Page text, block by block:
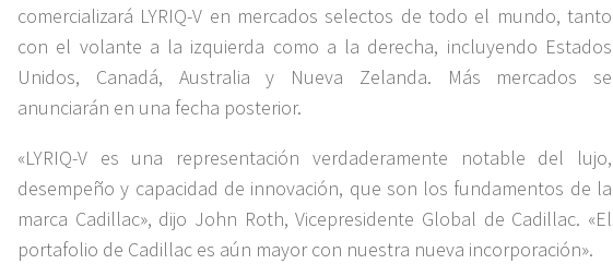
comercializará LYRIQ-V en mercados selectos de todo el mundo, tanto
con el volante a la izquierda como a la derecha, incluyendo Estados
Unidos, Canadá, Australia y Nueva Zelanda. Más mercados se
anunciarán en una fecha posterior.
«LYRIQ-V es una representación verdaderamente notable del lujo,
desempeño y capacidad de innovación, que son los fundamentos de la
marca Cadillac», dijo John Roth, Vicepresidente Global de Cadillac. «El
portafolio de Cadillac es aún mayor con nuestra nueva incorporación».